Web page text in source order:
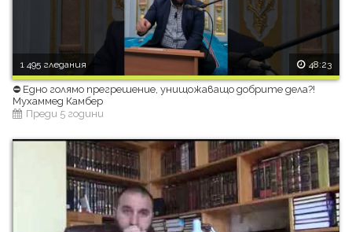
1 495 гледания 48:23
⛔ Едно голямо прегрешение, унищожаващо добрите дела?!
Мухаммед Камбер
Преди 5 години